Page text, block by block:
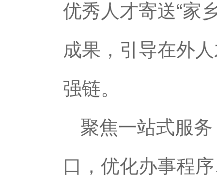
优秀人才寄送“家
成果，引导在外
强链。
聚焦一站式服
口，优化办事程